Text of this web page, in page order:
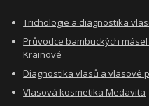
Trichologie a diagnostika
Průvodce bambuckých
Krainové
Diagnostika vlasů a vlasové
Vlasová kosmetika Medavita